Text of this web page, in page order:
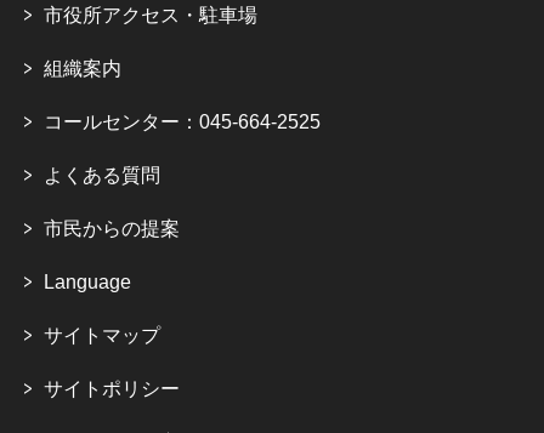
市役所アクセス・駐車場
組織案内
コールセンター：045-664-2525
よくある質問
市民からの提案
Language
サイトマップ
サイトポリシー